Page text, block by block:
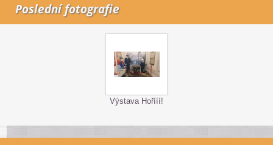
Poslední fotografie
Výstava Hořííí!